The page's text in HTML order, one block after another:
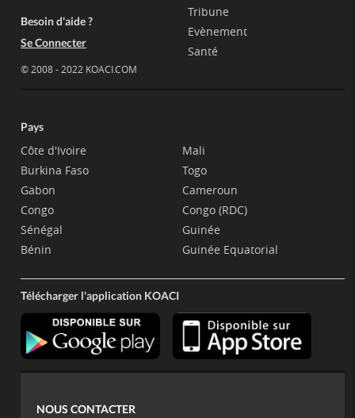
Besoin d'aide ?
Se Connecter
© 2008 - 2022 KOACI.COM
Tribune
Evènement
Santé
Pays
Côte d'Ivoire
Burkina Faso
Gabon
Congo
Sénégal
Bénin
Mali
Togo
Cameroun
Congo (RDC)
Guinée
Guinée Equatorial
Télécharger l'application KOACI
NOUS CONTACTER